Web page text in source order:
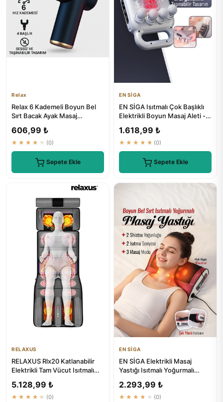
Relax
Relax 6 Kademeli Boyun Bel
Sırt Bacak Ayak Masaj
606,99 ₺
★★★★★ (0)
Sepete Ekle
EN SİGA
EN SİGA Isıtmalı Çok Başlıklı
Elektrikli Boyun Masaj Aleti -
1.618,99 ₺
★★★★★ (0)
Sepete Ekle
RELAXUS
RELAXUS Rlx20 Katlanabilir
Elektrikli Tam Vücut Isıtmalı
5.128,99 ₺
★★★★★ (0)
EN SİGA
EN SİGA Elektrikli Masaj
Yastığı Isıtmalı Yoğurmalı
2.293,99 ₺
★★★★★ (0)